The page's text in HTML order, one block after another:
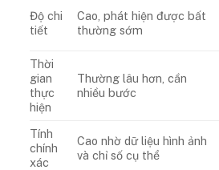
Độ chi
tiết
Cao, phát hiện được bất
thường sớm
Thời
gian
thực
hiện
Thường lâu hơn, cần
nhiều bước
Tính
chính
xác
Cao nhờ dữ liệu hình ảnh
và chỉ số cụ thể